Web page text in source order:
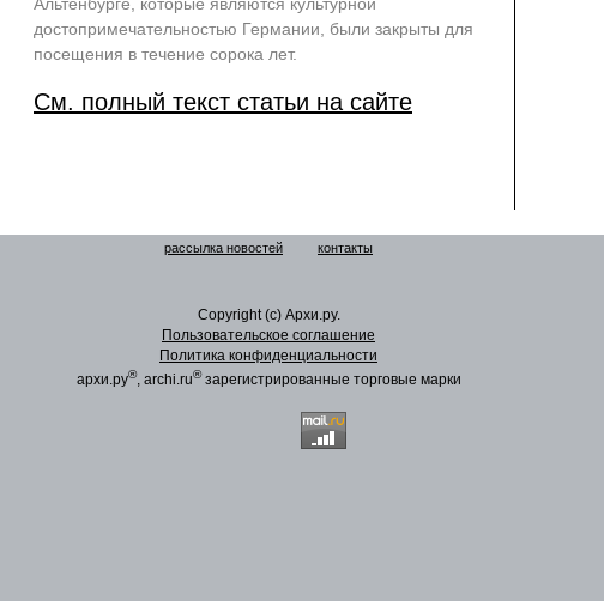
достопримечательностью Германии, были закрыты для
посещения в течение сорока лет.
См. полный текст статьи на сайте
рассылка новостей контакты
Copyright (c) Архи.ру.
Пользовательское соглашение
Политика конфиденциальности
архи.ру®, archi.ru®зарегистрированные торговые марки